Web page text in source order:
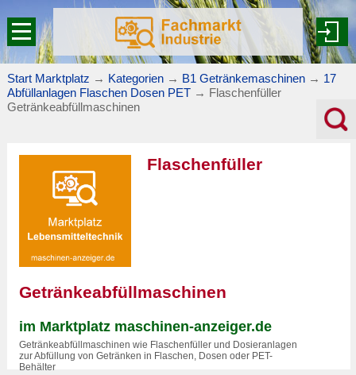
Start Marktplatz → Kategorien → B1 Getränkemaschinen → 17
Abfüllanlagen Flaschen Dosen PET → Flaschenfüller
Getränkeabfüllmaschinen
Flaschenfüller
Getränkeabfüllmaschinen
im Marktplatz maschinen-anzeiger.de
Getränkeabfüllmaschinen wie Flaschenfüller und Dosieranlagen
zur Abfüllung von Getränken in Flaschen, Dosen oder PET-
Behälter